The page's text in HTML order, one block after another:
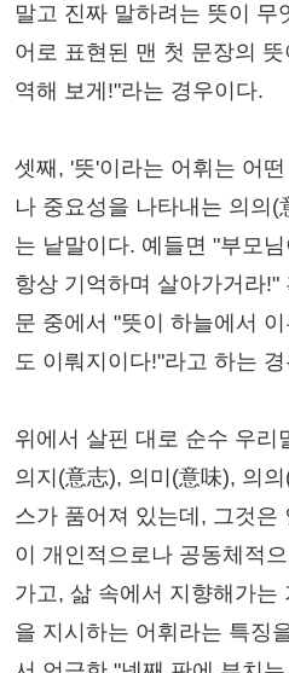
말고 진짜 말하려는 뜻이 무
어로 표현된 맨 첫 문장의
역해 보게!"라는 경우이다.
셋째, '뜻'이라는 어휘는 어
나 중요성을 나타내는 의의(
는 낱말이다. 예들면 "부모
항상 기억하며 살아가거라
문 중에서 "뜻이 하늘에서
도 이뤄지이다!"라고 하는
위에서 살핀 대로 순수 우리
의지(意志), 의미(意味), 의
스가 품어져 있는데, 그것은
이 개인적으로나 공동체적
가고, 삶 속에서 지향해가는
을 지시하는 어휘라는 특징